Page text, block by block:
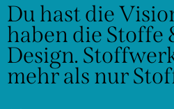
Du hast die
haben die Stoffe
Design.
mehr als nur